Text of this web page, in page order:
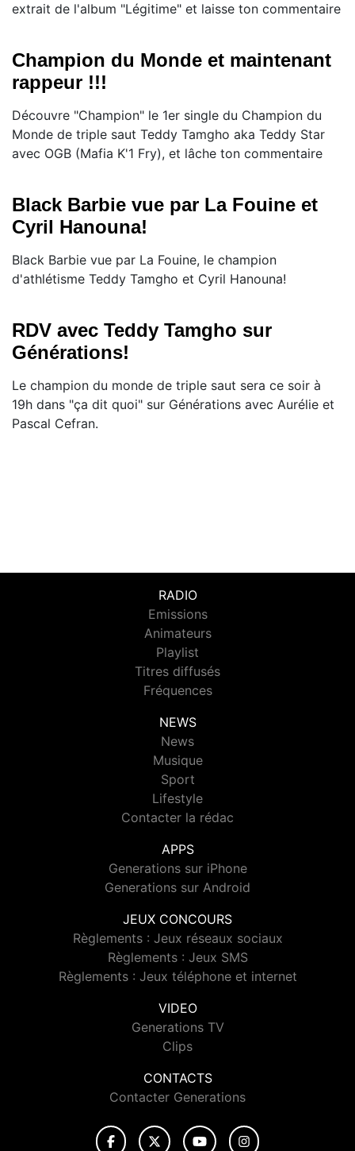
extrait de l'album "Légitime" et laisse ton commentaire
Champion du Monde et maintenant
rappeur !!!
Découvre "Champion" le 1er single du Champion du
Monde de triple saut Teddy Tamgho aka Teddy Star
avec OGB (Mafia K'1 Fry), et lâche ton commentaire
Black Barbie vue par La Fouine et
Cyril Hanouna!
Black Barbie vue par La Fouine, le champion
d'athlétisme Teddy Tamgho et Cyril Hanouna!
RDV avec Teddy Tamgho sur
Générations!
Le champion du monde de triple saut sera ce soir à
19h dans "ça dit quoi" sur Générations avec Aurélie et
Pascal Cefran.
RADIO
Emissions
Animateurs
Playlist
Titres diffusés
Fréquences
NEWS
News
Musique
Sport
Lifestyle
Contacter la rédac
APPS
Generations sur iPhone
Generations sur Android
JEUX CONCOURS
Règlements : Jeux réseaux sociaux
Règlements : Jeux SMS
Règlements : Jeux téléphone et internet
VIDEO
Generations TV
Clips
CONTACTS
Contacter Generations